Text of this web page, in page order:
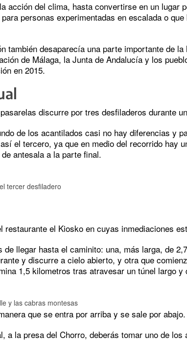
acción del clima, hasta convertirse en un lugar
personas experimentadas en escalada o que
también desaparecía una parte importante de
de Málaga, la Junta de Andalucía y los
en 2015.
discurre por tres desfiladeros durante
de los acantilados casi no hay diferencias y
el tercero, ya que en medio del recorrido hay
antesala a la parte final.
tercer desfiladero
restaurante el Kiosko en cuyas inmediaciones
de llegar hasta el caminito: una, más larga, de
y discurre a cielo abierto, y otra que
1,5 kilometros tras atravesar un túnel largo y
y las cabras montesas
que se entra por arriba y se sale por abajo.
a la presa del Chorro, deberás tomar uno de los